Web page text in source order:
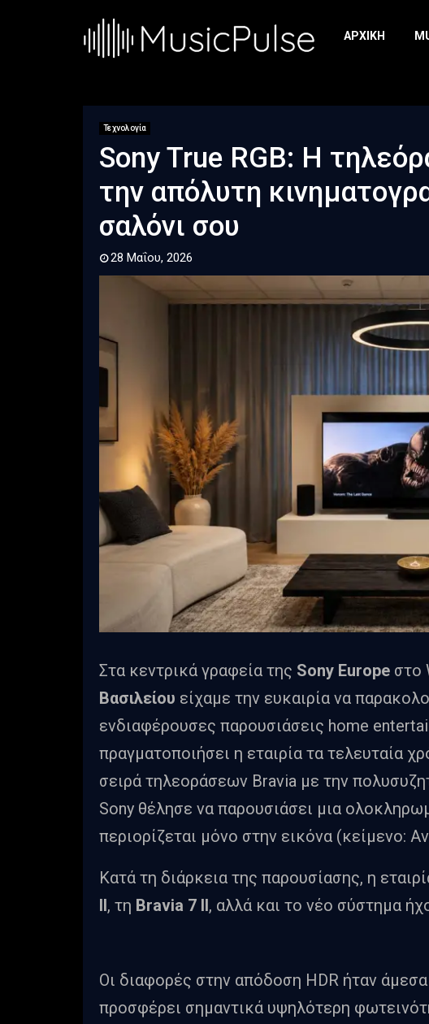
ΑΡΧΙΚΉ
Τεχνολογία
Sony True RGB: Η
την απόλυτη
σαλόνι σου
28 Μαΐου, 2026
Στα κεντρικά γραφεία της Sony Europe στο
Βασιλείου είχαμε την ευκαιρία να
ενδιαφέρουσες παρουσιάσεις home
πραγματοποιήσει η εταιρία τα τελευταία
σειρά τηλεοράσεων Bravia με την
Sony θέλησε να παρουσιάσει μια
περιορίζεται μόνο στην εικόνα (κείμενο:
Κατά τη διάρκεια της παρουσίασης, η
II, τη Bravia 7 II, αλλά και το νέο σύστημα
Οι διαφορές στην απόδοση HDR ήταν
προσφέρει σημαντικά υψηλότερη